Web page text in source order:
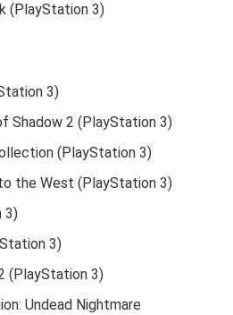
(PlayStation 3)
3)
Shadow 2 (PlayStation 3)
(PlayStation 3)
the West (PlayStation 3)
3)
3)
(PlayStation 3)
Undead Nightmare